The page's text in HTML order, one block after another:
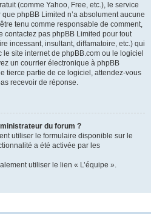
(comme Yahoo, Free, etc.), le service
phpBB Limited n’a absolument aucune
tenu comme responsable de comment,
contactez pas phpBB Limited pour tout
incessant, insultant, diffamatoire, etc.) qui
site internet de phpBB.com ou le logiciel
un courrier électronique à phpBB
tierce partie de ce logiciel, attendez-vous
recevoir de réponse.
du forum ?
utiliser le formulaire disponible sur le
a été activée par les
utiliser le lien « L’équipe ».